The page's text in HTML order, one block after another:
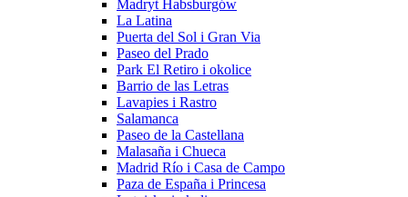
Madryt Habsburgów
La Latina
Puerta del Sol i Gran Via
Paseo del Prado
Park El Retiro i okolice
Barrio de las Letras
Lavapies i Rastro
Salamanca
Paseo de la Castellana
Malasaña i Chueca
Madrid Río i Casa de Campo
Paza de España i Princesa